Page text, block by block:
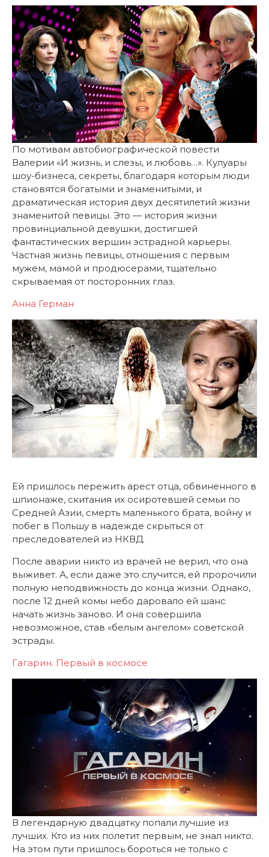
По мотивам автобиографической повести
Валерии «И жизнь, и слезы, и любовь…». Кулуары
шоу-бизнеса, секреты, благодаря которым люди
становятся богатыми и знаменитыми, и
драматическая история двух десятилетий жизни
знаменитой певицы. Это — история жизни
провинциальной девушки, достигшей
фантастических вершин эстрадной карьеры.
Частная жизнь певицы, отношения с первым
мужем, мамой и продюсерами, тщательно
скрываемая от посторонних глаз.
Анна Герман
Ей пришлось пережить арест отца, обвиненного в
шпионаже, скитания их осиротевшей семьи по
Средней Азии, смерть маленького брата, войну и
побег в Польшу в надежде скрыться от
преследователей из НКВД.
После аварии никто из врачей не верил, что она
выживет. А, если даже это случится, ей пророчили
полную неподвижность до конца жизни. Однако,
после 12 дней комы небо даровало ей шанс
начать жизнь заново. И она совершила
невозможное, став «белым ангелом» советской
эстрады.
Гагарин. Первый в космосе
В легендарную двадцатку попали лучшие из
лучших. Кто из них полетит первым, не знал никто.
На этом пути пришлось бороться не только с